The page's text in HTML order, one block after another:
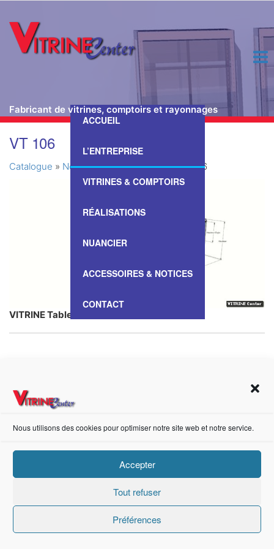
Nous utilisons des cookies pour optimiser notre site web et notre service.
Accepter
Tout refuser
Préférences
Fabricant de vitrines, comptoirs et rayonnages
ACCUEIL
L’ENTREPRISE
VITRINES & COMPTOIRS
RÉALISATIONS
NUANCIER
ACCESSOIRES & NOTICES
CONTACT
VT 106
Catalogue » Nos Vitrines & Comptoirs»VT 106
VITRINE Table – VT 106
https://fr-fr.facebook.com/pages/category/Metal-Supplier/Vitrine-Center-1847745018840053/
Création de sites internet Advanced Informatique © 2021.